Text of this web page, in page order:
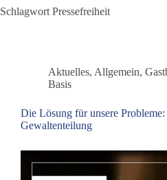
Schlagwort Pressefreiheit
Aktuelles, Allgemein,
Basis
Die Lösung für unsere
Gewaltenteilung